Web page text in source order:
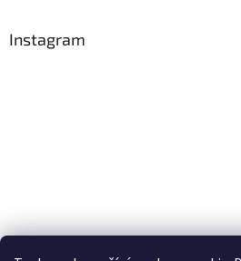
Instagram